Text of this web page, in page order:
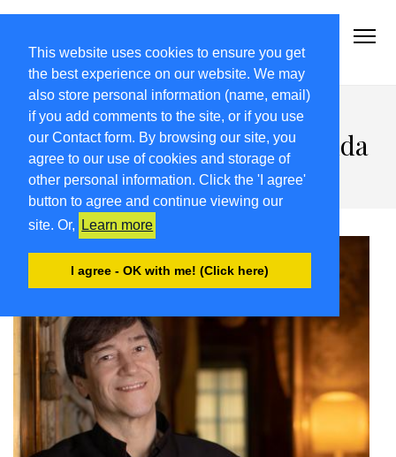
This website uses cookies to ensure you get
the best experience on our website. We may
also store personal information (name, email)
if you add comments to the site, or if you use
our Contact form. By browsing our site, you
agree to our use of cookies and storage of
other personal information. Click the 'I agree'
button to agree and continue viewing our
site. Or,
Learn more
I agree - OK with me! (Click here)
#Cultura #Turismo #Eventi #Territorio-FVG
Uno Stradivari al Cinema a
Tolmezzo con Guido Rimonda
e la Camerata Ducale